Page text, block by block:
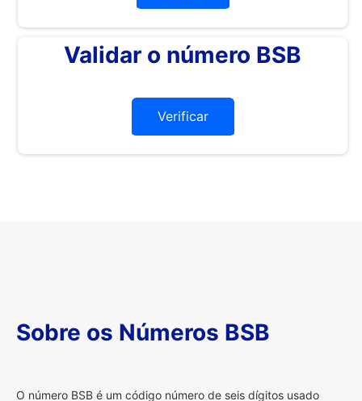
Validar o número BSB
Verificar
Sobre os Números BSB
O número BSB é um código número de seis dígitos usado